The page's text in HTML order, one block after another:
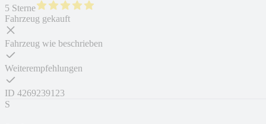
5 Sterne
Fahrzeug gekauft
Fahrzeug wie beschrieben
Weiterempfehlungen
ID 4269239123
S